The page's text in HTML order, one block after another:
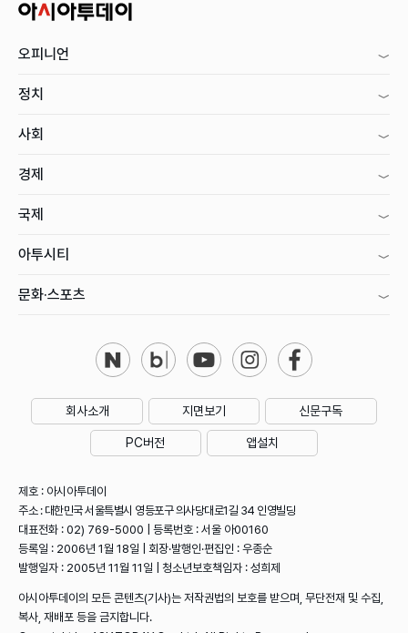
오피니언
정치
사회
경제
국제
아투시티
문화·스포츠
회사소개 지면보기 신문구독
PC버전 앱설치
제호 : 아시아투데이
주소 : 대한민국 서울특별시 영등포구 의사당대로1길 34 인영빌딩
대표전화 : 02) 769-5000 | 등록번호 : 서울 아00160
등록일 : 2006년 1월 18일 | 회장·발행인·편집인 : 우종순
발행일자 : 2005년 11월 11일 | 청소년보호책임자 : 성희제
아시아투데이의 모든 콘텐츠(기사)는 저작권법의 보호를 받으며, 무단전재 및 수집,
복사, 재배포 등을 금지합니다.